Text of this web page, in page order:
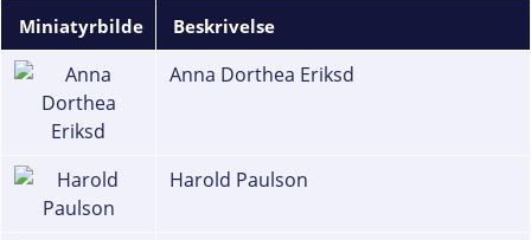
Miniatyrbilde Beskrivelse
Anna Dorthea Eriksd
Harold Paulson